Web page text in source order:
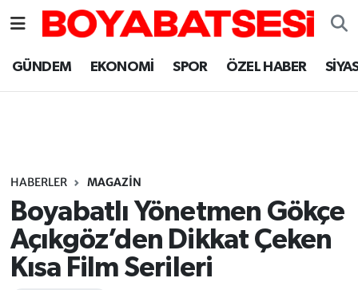
GÜNDEM EKONOMİ SPOR ÖZEL HABER
HABERLER MAGAZİN
Boyabatlı Yönetmen Gökçe
Açıkgöz’den Dikkat Çeken
Kısa Film Serileri
Sinop Nöbetçi Eczaneler
Sinop Trafik Yoğunluk Haritası
Süper Lig Puan Durumu ve Fikstür
Tüm Manşetler